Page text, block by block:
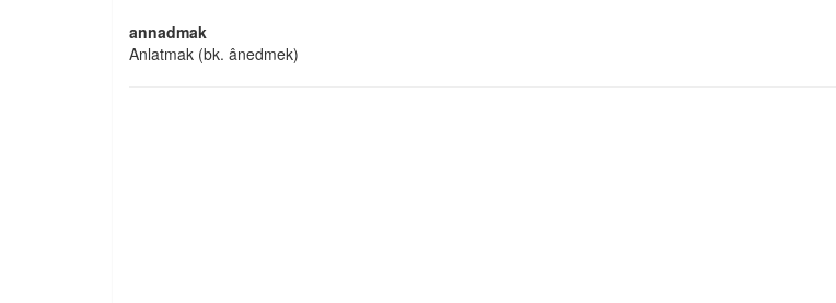
annadmak
Anlatmak (bk. ânedmek)